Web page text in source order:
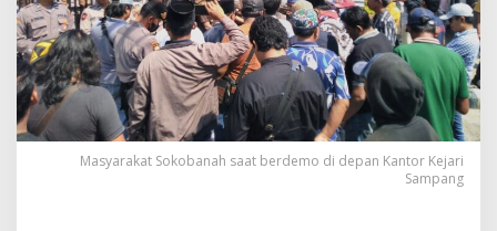
Masyarakat Sokobanah saat berdemo di depan Kantor Kejari
Sampang